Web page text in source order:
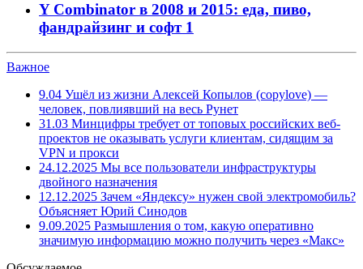
Y Combinator в 2008 и 2015: еда, пиво,
фандрайзинг и софт 1
Важное
9.04 Ушёл из жизни Алексей Копылов (copylove) —
человек, повлиявший на весь Рунет
31.03 Минцифры требует от топовых российских веб-
проектов не оказывать услуги клиентам, сидящим за
VPN и прокси
24.12.2025 Мы все пользователи инфраструктуры
двойного назначения
12.12.2025 Зачем «Яндексу» нужен свой электромобиль?
Объясняет Юрий Синодов
9.09.2025 Размышления о том, какую оперативно
значимую информацию можно получить через «Макс»